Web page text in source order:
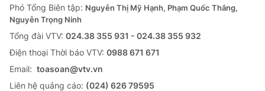
Phó Tổng Biên tập: Nguyễn Thị Mỹ Hạnh, Phạm Quốc Thắng,
Nguyễn Trọng Ninh
Tổng đài VTV: 024.38 355 931 - 024.38 355 932
Ðiện thoại Thời báo VTV: 0988 671 671
Email: toasoan@vtv.vn
Liên hệ quảng cáo: (024) 626 79595